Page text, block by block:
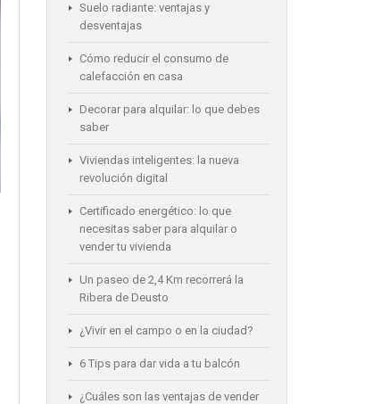
Suelo radiante: ventajas y
desventajas
Cómo reducir el consumo de
calefacción en casa
Decorar para alquilar: lo que debes
saber
Viviendas inteligentes: la nueva
revolución digital
Certificado energético: lo que
necesitas saber para alquilar o
vender tu vivienda
Un paseo de 2,4 Km recorrerá la
Ribera de Deusto
¿Vivir en el campo o en la ciudad?
6 Tips para dar vida a tu balcón
¿Cuáles son las ventajas de vender